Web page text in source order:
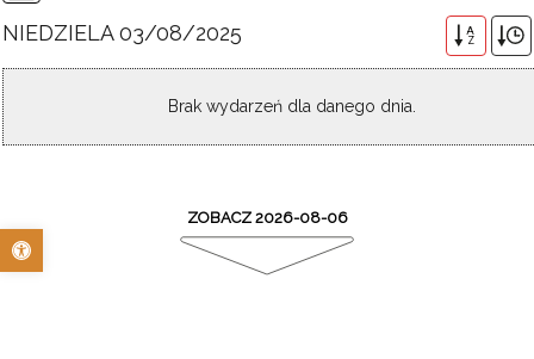
Otwórz pasek narzędzi
14 48
NIEDZIELA 03/08/2025
A
Z
Brak wydarzeń dla danego dnia.
ZOBACZ 2026-08-06